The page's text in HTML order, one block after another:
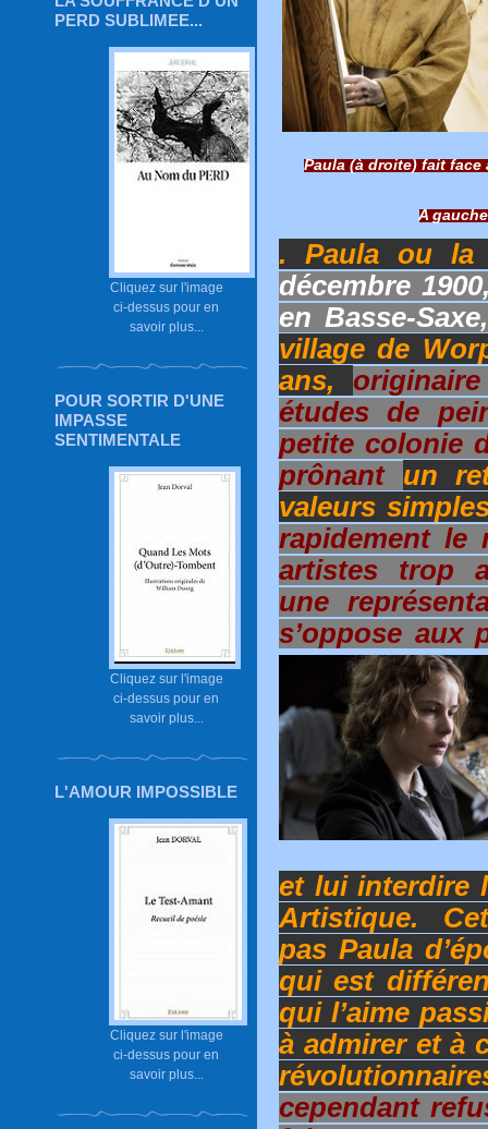
PERD SUBLIMEE...
Cliquez sur l'image
ci-dessus pour en
savoir plus...
POUR SORTIR D'UNE
IMPASSE
SENTIMENTALE
Cliquez sur l'image
ci-dessus pour en
savoir plus...
L'AMOUR IMPOSSIBLE
Cliquez sur l'image
ci-dessus pour en
savoir plus...
Paula (à droite) fait
A
. Paula ou la
décembre
en Basse-
village de
ans,
études de
petite colonie
prônant un
valeurs
rapidement le
artistes trop
une
s’oppose aux
et lui interdire
Artistique.
pas Paula
qui est
qui l’aime
à admirer et à
cependant